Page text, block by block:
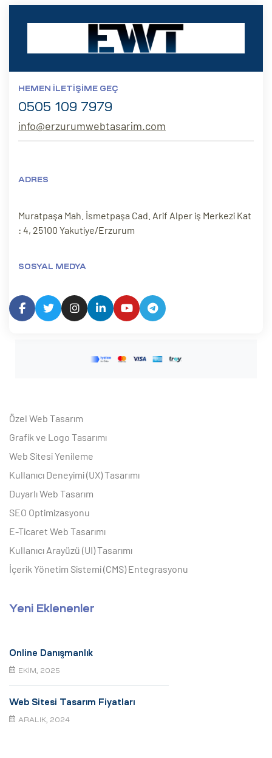
HEMEN İLETIŞIME GEÇ
0505 109 7979
info@erzurumwebtasarim.com
ADRES
Muratpaşa Mah. İsmetpaşa Cad. Arif Alper iş Merkezi Kat
: 4, 25100 Yakutiye/Erzurum
SOSYAL MEDYA
Özel Web Tasarım
Grafik ve Logo Tasarımı
Web Sitesi Yenileme
Kullanıcı Deneyimi (UX) Tasarımı
Duyarlı Web Tasarım
SEO Optimizasyonu
E-Ticaret Web Tasarımı
Kullanıcı Arayüzü (UI) Tasarımı
İçerik Yönetim Sistemi (CMS) Entegrasyonu
Yeni Eklenenler
Online Danışmanlık
EKIM, 2025
Web Sitesi Tasarım Fiyatları
ARALIK, 2024